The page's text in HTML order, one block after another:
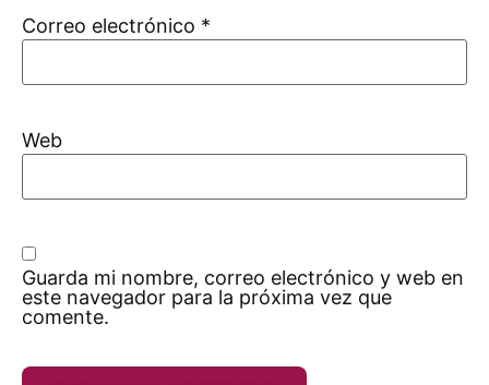
Correo electrónico *
Web
Guarda mi nombre, correo electrónico y web en
este navegador para la próxima vez que
comente.